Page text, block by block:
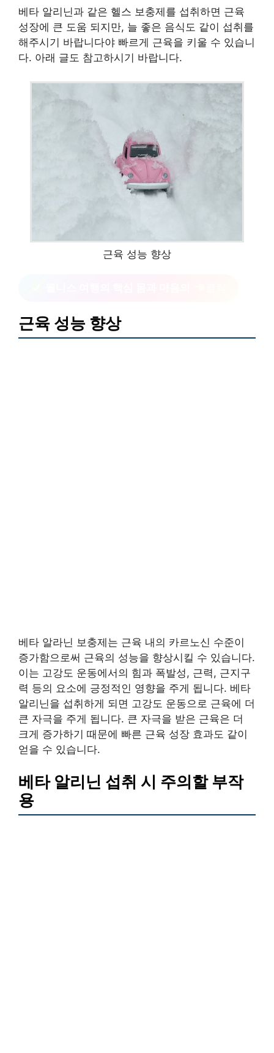
베타 알리닌과 같은 헬스 보충제를 섭취하면 근육
성장에 큰 도움 되지만, 늘 좋은 음식도 같이 섭취를
해주시기 바랍니다야 빠르게 근육을 키울 수 있습니
다. 아래 글도 참고하시기 바랍니다.
근육 성능 향상
근육 성능 향상
베타 알라닌 보충제는 근육 내의 카르노신 수준이
증가함으로써 근육의 성능을 향상시킬 수 있습니다.
이는 고강도 운동에서의 힘과 폭발성, 근력, 근지구
력 등의 요소에 긍정적인 영향을 주게 됩니다. 베타
알리닌을 섭취하게 되면 고강도 운동으로 근육에 더
큰 자극을 주게 됩니다. 큰 자극을 받은 근육은 더
크게 증가하기 때문에 빠른 근육 성장 효과도 같이
얻을 수 있습니다.
베타 알리닌 섭취 시 주의할 부작
용